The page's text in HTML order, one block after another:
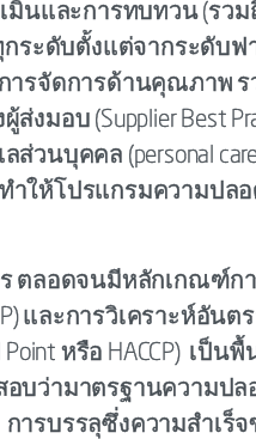
มินและการทบทวน (รว
ระดับตั้งแต่จากระดับ
รจัดการด้านคุณภาพ รว
ส่งมอบ (Supplier Best
นบุคคล (personal
ำให้โปรแกรมความปล
ตลอดจนมีหลักเกณฑ์ก
และการวิเคราะห์อั
Point หรือ HACCP) เป็
อบว่ามาตรฐานความป
รบรรลุซึ่งความสำเร็